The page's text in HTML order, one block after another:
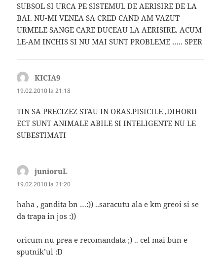
SUBSOL SI URCA PE SISTEMUL DE AERISIRE DE LA
BAI. NU-MI VENEA SA CRED CAND AM VAZUT
URMELE SANGE CARE DUCEAU LA AERISIRE. ACUM
LE-AM INCHIS SI NU MAI SUNT PROBLEME ….. SPER
KICIA9
19.02.2010 la 21:18
TIN SA PRECIZEZ STAU IN ORAS.PISICILE ,DIHORII
ECT SUNT ANIMALE ABILE SI INTELIGENTE NU LE
SUBESTIMATI
junioruL
19.02.2010 la 21:20
haha , gandita bn …:)) ..saracutu ala e km greoi si se
da trapa in jos :))
oricum nu prea e recomandata ;) .. cel mai bun e
sputnik’ul :D